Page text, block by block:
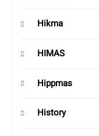
Hikma
HIMAS
Hippmas
History